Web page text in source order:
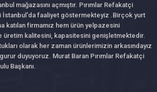
mağazasını açmıştır. Pırımlar Refakatçi
İstanbul'da faaliyet göstermekteyiz .Birçok yurt
katılan firmamız hem ürün yelpazesini
üretim kalitesini, kapasitesini genişletmektedir.
olarak her zaman ürünlerimizin arkasındayız
duyuyoruz. Murat Baran Pırımlar Refakatçi
Başkanı.